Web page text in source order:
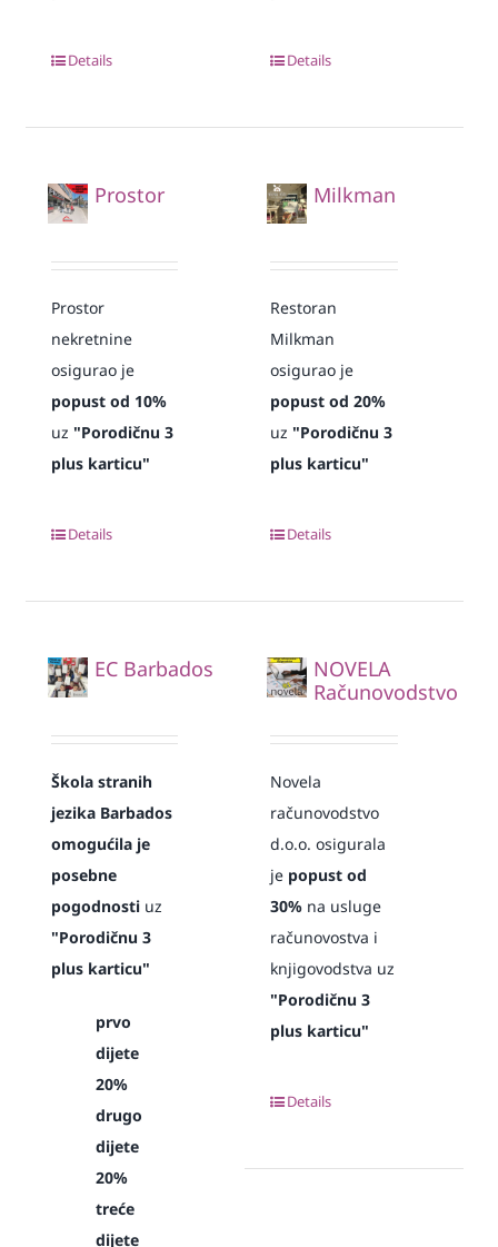
Details Details
Prostor
Prostor
nekretnine
osigurao je
popust od 10%
uz "Porodičnu 3
plus karticu"
Details
Milkman
Restoran
Milkman
osigurao je
popust od 20%
uz"Porodičnu 3
plus karticu"
Details
EC Barbados
Škola stranih
jezika Barbados
omogućila je
posebne
pogodnostiuz
"Porodičnu 3
plus karticu"
prvo
dijete
20%
drugo
dijete
20%
treće
dijete
NOVELA
Računovodstvo
Novela
računovodstvo
d.o.o. osigurala
je popust od
30% na usluge
računovostva i
knjigovodstva uz
"Porodičnu 3
plus karticu"
Details